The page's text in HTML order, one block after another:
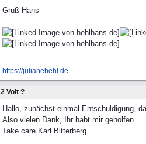
Gruß Hans
https://julianehehl.de
Volt ?
Hallo, zunächst einmal Entschuldigung,
Also vielen Dank, Ihr habt mir geholfen.
Take care Karl Bitterberg